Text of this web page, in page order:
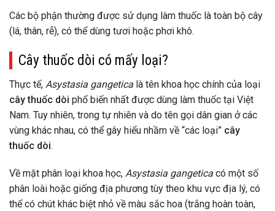
Các bộ phận thường được sử dụng làm thuốc là toàn bộ cây
(lá, thân, rễ), có thể dùng tươi hoặc phơi khô.
Cây thuốc dòi có mấy loại?
Thực tế, Asystasia gangetica là tên khoa học chính của loại
cây thuốc dòi phổ biến nhất được dùng làm thuốc tại Việt
Nam. Tuy nhiên, trong tự nhiên và do tên gọi dân gian ở các
vùng khác nhau, có thể gây hiểu nhầm về “các loại” cây
thuốc dòi.
Về mặt phân loại khoa học, Asystasia gangetica có một số
phân loài hoặc giống địa phương tùy theo khu vực địa lý, có
thể có chút khác biệt nhỏ về màu sắc hoa (trắng hoàn toàn,